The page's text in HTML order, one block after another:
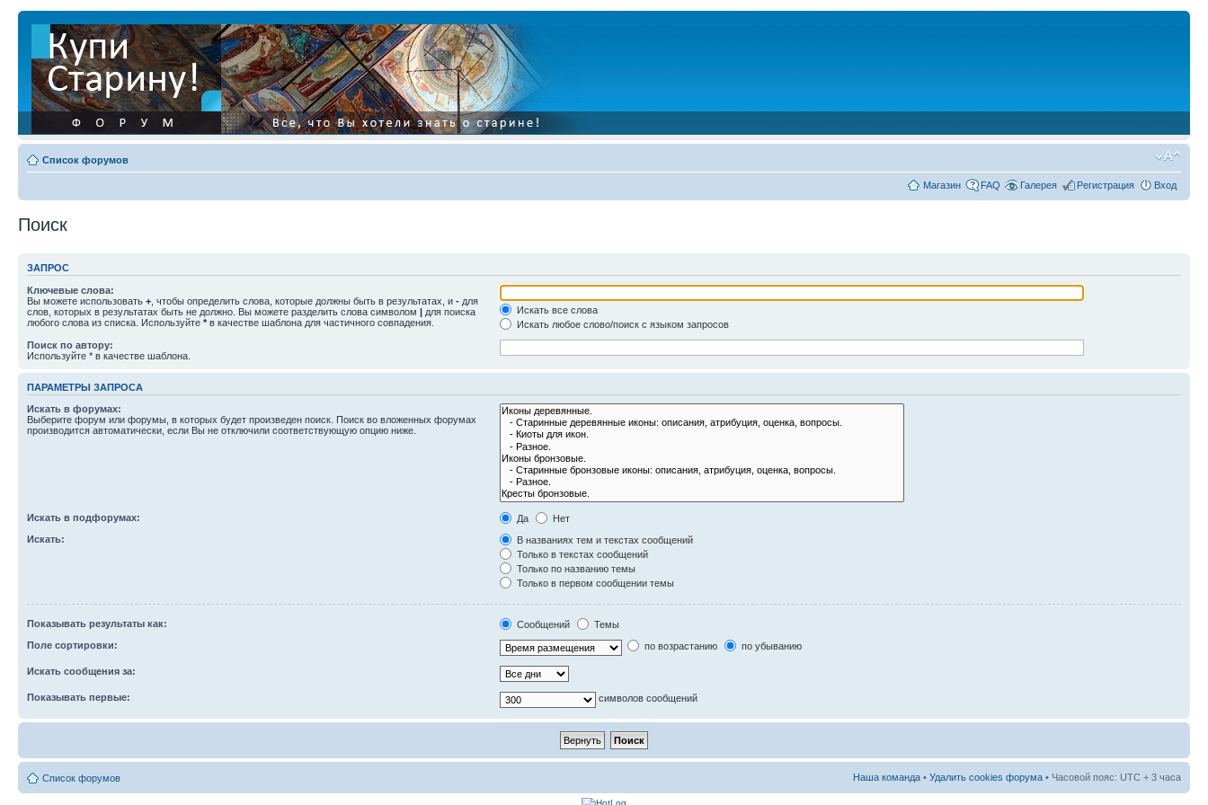
Список форумов
Магазин FAQ Галерея Регистрация Вход
Поиск
ЗАПРОС
Ключевые слова:
Вы можете использовать + , чтобы определить слова, которые должны быть в результатах, и - для
слов, которых в результатах быть не должно. Вы можете разделить слова символом | для поиска
любого слова из списка. Используйте * в качестве шаблона для частичного совпадения.
Искать все слова
Искать любое слово/поиск с языком запросов
Поиск по автору:
Используйте * в качестве шаблона.
ПАРАМЕТРЫ ЗАПРОСА
Искать в форумах:
Выберите форум или форумы, в которых будет произведен поиск. Поиск во вложенных форумах
производится автоматически, если Вы не отключили соответствующую опцию ниже.
Искать в подфорумах: Да
Нет
Искать:
В названиях тем и текстах сообщений
Только в текстах сообщений
Только по названию темы
Только в первом сообщении темы
Показывать результаты как: Сообщений
Темы
Поле сортировки:
по возрастанию по убыванию
Искать сообщения за:
Показывать первые: символов сообщений
Список форумов Наша команда • Удалить cookies форума • Часовой пояс: UTC + 3 часа